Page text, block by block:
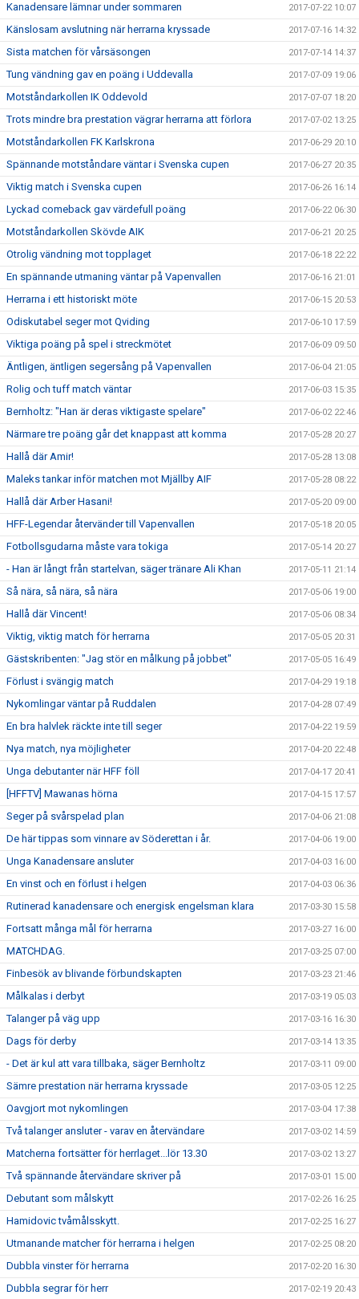
Kanadensare lämnar under sommaren 2017-07-22 10:07
Känslosam avslutning när herrarna kryssade 2017-07-16 14:32
Sista matchen för vårsäsongen 2017-07-14 14:37
Tung vändning gav en poäng i Uddevalla 2017-07-09 19:06
Motståndarkollen IK Oddevold 2017-07-07 18:20
Trots mindre bra prestation vägrar herrarna att förlora 2017-07-02 13:25
Motståndarkollen FK Karlskrona 2017-06-29 20:10
Spännande motståndare väntar i Svenska cupen 2017-06-27 20:35
Viktig match i Svenska cupen 2017-06-26 16:14
Lyckad comeback gav värdefull poäng 2017-06-22 06:30
Motståndarkollen Skövde AIK 2017-06-21 20:25
Otrolig vändning mot topplaget 2017-06-18 22:22
En spännande utmaning väntar på Vapenvallen 2017-06-16 21:01
Herrarna i ett historiskt möte 2017-06-15 20:53
Odiskutabel seger mot Qviding 2017-06-10 17:59
Viktiga poäng på spel i streckmötet 2017-06-09 09:50
Äntligen, äntligen segersång på Vapenvallen 2017-06-04 21:05
Rolig och tuff match väntar 2017-06-03 15:35
Bernholtz: "Han är deras viktigaste spelare" 2017-06-02 22:46
Närmare tre poäng går det knappast att komma 2017-05-28 20:27
Hallå där Amir! 2017-05-28 13:08
Maleks tankar inför matchen mot Mjällby AIF 2017-05-28 08:22
Hallå där Arber Hasani! 2017-05-20 09:00
HFF-Legendar återvänder till Vapenvallen 2017-05-18 20:05
Fotbollsgudarna måste vara tokiga 2017-05-14 20:27
- Han är långt från startelvan, säger tränare Ali Khan 2017-05-11 21:14
Så nära, så nära, så nära 2017-05-06 19:00
Hallå där Vincent! 2017-05-06 08:34
Viktig, viktig match för herrarna 2017-05-05 20:31
Gästskribenten: "Jag stör en målkung på jobbet" 2017-05-05 16:49
Förlust i svängig match 2017-04-29 19:18
Nykomlingar väntar på Ruddalen 2017-04-28 07:49
En bra halvlek räckte inte till seger 2017-04-22 19:59
Nya match, nya möjligheter 2017-04-20 22:48
Unga debutanter när HFF föll 2017-04-17 20:41
[HFFTV] Mawanas hörna 2017-04-15 17:57
Seger på svårspelad plan 2017-04-06 21:08
De här tippas som vinnare av Söderettan i år. 2017-04-06 19:00
Unga Kanadensare ansluter 2017-04-03 16:00
En vinst och en förlust i helgen 2017-04-03 06:36
Rutinerad kanadensare och energisk engelsman klara 2017-03-30 15:58
Fortsatt många mål för herrarna 2017-03-27 16:00
MATCHDAG. 2017-03-25 07:00
Finbesök av blivande förbundskapten 2017-03-23 21:46
Målkalas i derbyt 2017-03-19 05:03
Talanger på väg upp 2017-03-16 16:30
Dags för derby 2017-03-14 13:35
- Det är kul att vara tillbaka, säger Bernholtz 2017-03-11 09:00
Sämre prestation när herrarna kryssade 2017-03-05 12:25
Oavgjort mot nykomlingen 2017-03-04 17:38
Två talanger ansluter - varav en återvändare 2017-03-02 14:59
Matcherna fortsätter för herrlaget...lör 13.30 2017-03-02 13:27
Två spännande återvändare skriver på 2017-03-01 15:00
Debutant som målskytt 2017-02-26 16:25
Hamidovic tvåmålsskytt. 2017-02-25 16:27
Utmanande matcher för herrarna i helgen 2017-02-25 08:20
Dubbla vinster för herrarna 2017-02-20 16:30
Dubbla segrar för herr 2017-02-19 20:43